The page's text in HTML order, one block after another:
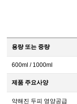
용량 또는 중량
600ml / 1000ml
제품 주요사양
약해진 두피 영양공급